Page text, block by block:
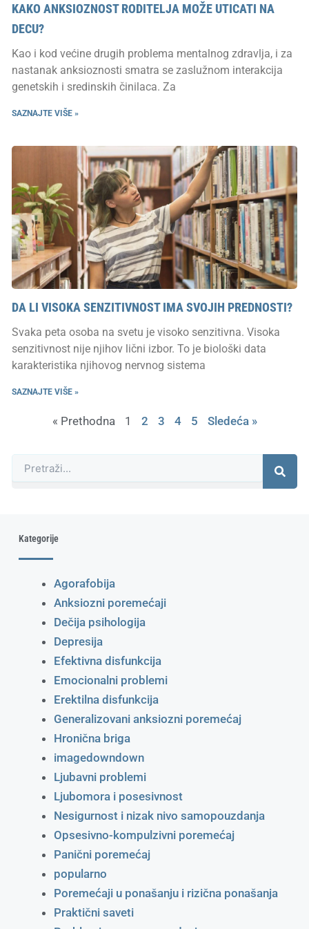
KAKO ANKSIOZNOST RODITELJA MOŽE UTICATI NA
DECU?
Kao i kod većine drugih problema mentalnog zdravlja, i za
nastanak anksioznosti smatra se zaslužnom interakcija
genetskih i sredinskih činilaca. Za
SAZNAJTE VIŠE »
DA LI VISOKA SENZITIVNOST IMA SVOJIH PREDNOSTI?
Svaka peta osoba na svetu je visoko senzitivna. Visoka
senzitivnost nije njihov lični izbor. To je biološki data
karakteristika njihovog nervnog sistema
SAZNAJTE VIŠE »
« Prethodna 1 2 3 4 5 Sledeća »
Kategorije
Agorafobija
Anksiozni poremećaji
Dečija psihologija
Depresija
Efektivna disfunkcija
Emocionalni problemi
Erektilna disfunkcija
Generalizovani anksiozni poremećaj
Hronična briga
imagedowndown
Ljubavni problemi
Ljubomora i posesivnost
Nesigurnost i nizak nivo samopouzdanja
Opsesivno-kompulzivni poremećaj
Panični poremećaj
popularno
Poremećaji u ponašanju i rizična ponašanja
Praktični saveti